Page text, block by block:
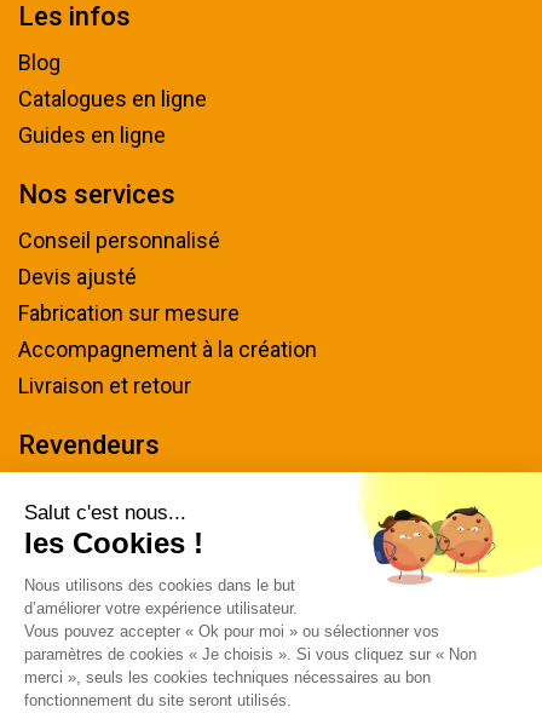
Les infos
Blog
Catalogues en ligne
Guides en ligne
Nos services
Conseil personnalisé
Devis ajusté
Fabrication sur mesure
Accompagnement à la création
Livraison et retour
Revendeurs
Nous contacter
Tel : 04 94 48 50 57
Écrivez-nous
Horaires & plan d'accès
Salut c'est nous...
les Cookies !
Nous utilisons des cookies dans le but
d’améliorer votre expérience utilisateur.
Vous pouvez accepter « Ok pour moi » ou sélectionner vos
paramètres de cookies « Je choisis ». Si vous cliquez sur « Non
merci », seuls les cookies techniques nécessaires au bon
fonctionnement du site seront utilisés.